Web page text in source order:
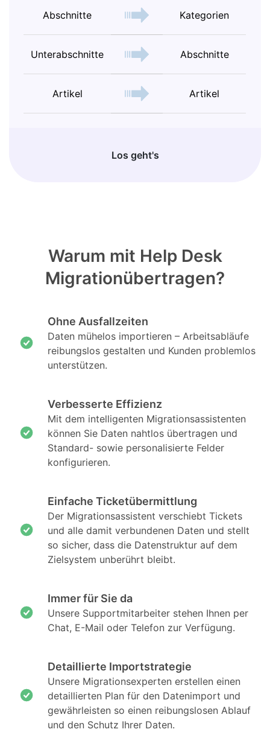
Abschnitte Kategorien
Unterabschnitte Abschnitte
Artikel Artikel
Los geht's
Warum mit Help Desk
Migrationübertragen?
Ohne Ausfallzeiten
Daten mühelos importieren – Arbeitsabläufe
reibungslos gestalten und Kunden problemlos
unterstützen.
Verbesserte Effizienz
Mit dem intelligenten Migrationsassistenten
können Sie Daten nahtlos übertragen und
Standard- sowie personalisierte Felder
konfigurieren.
Einfache Ticketübermittlung
Der Migrationsassistent verschiebt Tickets
und alle damit verbundenen Daten und stellt
so sicher, dass die Datenstruktur auf dem
Zielsystem unberührt bleibt.
Immer für Sie da
Unsere Supportmitarbeiter stehen Ihnen per
Chat, E-Mail oder Telefon zur Verfügung.
Detaillierte Importstrategie
Unsere Migrationsexperten erstellen einen
detaillierten Plan für den Datenimport und
gewährleisten so einen reibungslosen Ablauf
und den Schutz Ihrer Daten.